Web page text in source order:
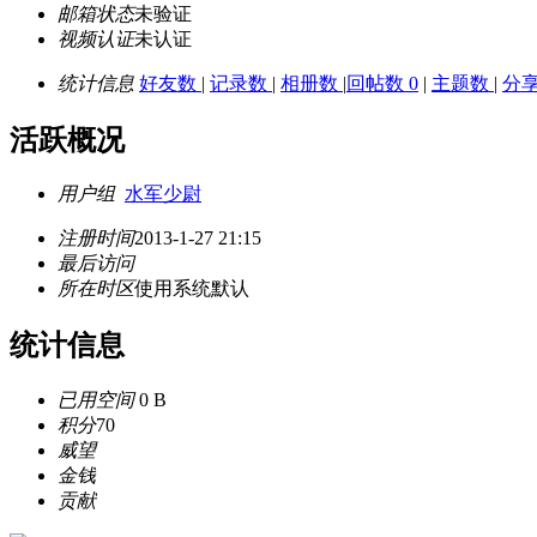
邮箱状态未验证
视频认证未认证
统计信息 好友数 | 记录数 | 相册数 |回帖数 0 | 主题数 | 分
活跃概况
用户组 水军少尉
注册时间2013-1-27 21:15
最后访问
所在时区使用系统默认
统计信息
已用空间0 B
积分70
威望
金钱
贡献